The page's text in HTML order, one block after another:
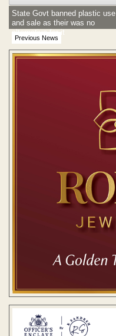
Previous News
State Govt banned plastic use
and sale as their was no
alternative for it